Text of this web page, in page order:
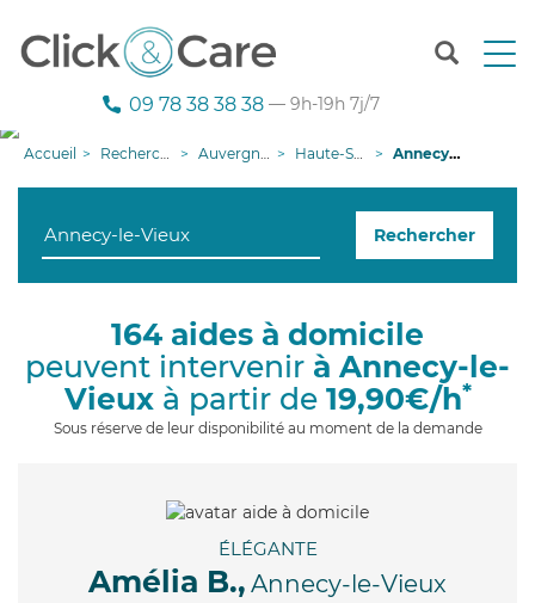
T
n
g
i
09 78 38 38 38 — 9h-19h 7j/7
Accueil Recherche aide à domicile Auvergne-Rhône-Alpes Haute-Savoie Annecy-le-Vieux
Rechercher
164 aides à domicile
peuvent intervenir à Annecy-le-
Vieuxà partir de 19,90€/h*
Sous réserve de leur disponibilité au moment de la demande
ÉLÉGANTE
Amélia B., Annecy-le-Vieux